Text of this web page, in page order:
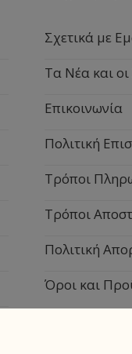
Σχετικά με
Τα Νέα και
Επικοινωνία
Πολιτική
Τρόποι
Τρόποι
Πολιτική
Όροι και